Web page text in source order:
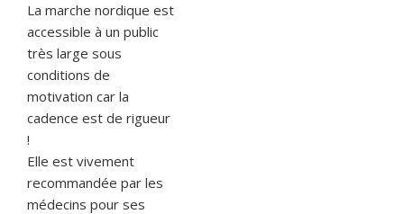
La marche nordique est
accessible à un public
très large sous
conditions de
motivation car la
cadence est de rigueur
!
Elle est vivement
recommandée par les
médecins pour ses